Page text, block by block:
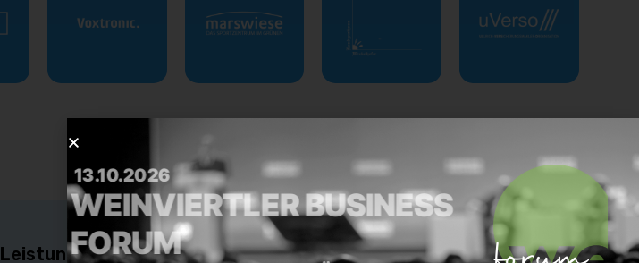
Leistungen Quick-Links Social
13.10.2026
WEINVIERTLER BUSINESS
FORUM